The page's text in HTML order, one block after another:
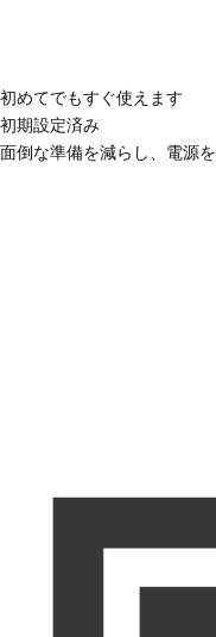
初めてでもすぐ使えます
初期設定済み
面倒な準備を減らし、電源